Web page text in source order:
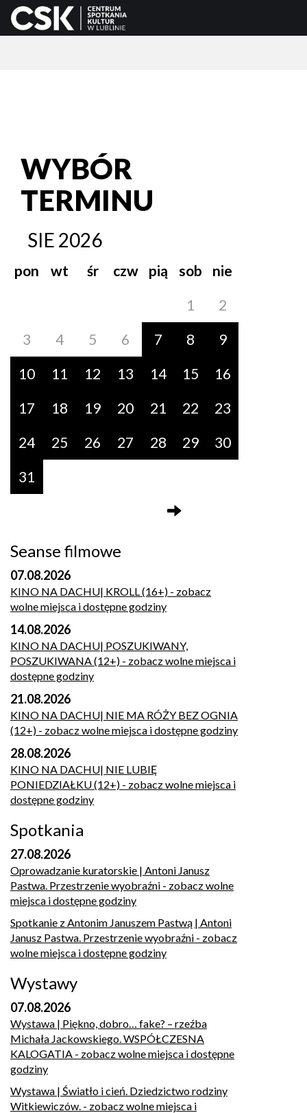
WYBÓR
TERMINU
SIE 2026
pon wt śr czw pią sob
nie
1
2
3
4 5 6 7 8
9
10
11 12 13 14 15
16
17
18 19 20 21 22
23
24
25 26 27 28 29
30
31
Seanse filmowe
07.08.2026
KINO NA DACHU| KROLL (16+) - zobacz
wolne miejsca i dostępne godziny
14.08.2026
KINO NA DACHU| POSZUKIWANY,
POSZUKIWANA (12+) - zobacz wolne miejsca i
dostępne godziny
21.08.2026
KINO NA DACHU| NIE MA RÓŻY BEZ OGNIA
(12+) - zobacz wolne miejsca i dostępne godziny
28.08.2026
KINO NA DACHU| NIE LUBIĘ
PONIEDZIAŁKU (12+) - zobacz wolne miejsca i
dostępne godziny
Spotkania
27.08.2026
Oprowadzanie kuratorskie | Antoni Janusz
Pastwa. Przestrzenie wyobraźni - zobacz wolne
miejsca i dostępne godziny
Spotkanie z Antonim Januszem Pastwą | Antoni
Janusz Pastwa. Przestrzenie wyobraźni - zobacz
wolne miejsca i dostępne godziny
Wystawy
07.08.2026
Wystawa | Piękno, dobro… fake? – rzeźba
Michała Jackowskiego. WSPÓŁCZESNA
KALOGATIA - zobacz wolne miejsca i dostępne
godziny
Wystawa | Światło i cień. Dziedzictwo rodziny
Witkiewiczów. - zobacz wolne miejsca i